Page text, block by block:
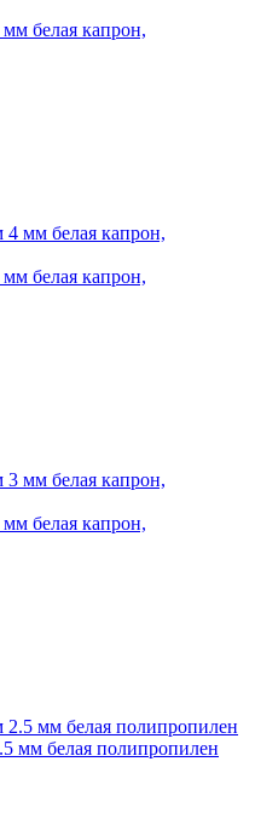
белая капрон,
белая капрон,
белая капрон,
мм белая полипропилен